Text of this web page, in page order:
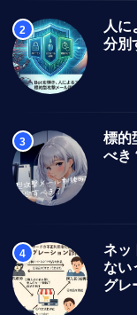
2
人に
分別
3
標的
べき
4
ネッ
ない
グレ